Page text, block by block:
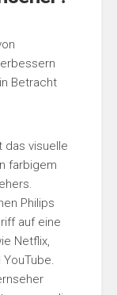
Betracht
das visuelle
farbigem
Philips
auf eine
Netflix,